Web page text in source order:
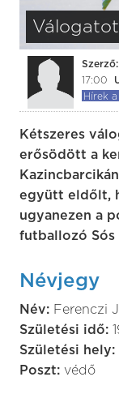
Szerző:
17:00
Hírek
Kétszeres
erősödött a
együtt eldőlt,
ugyanezen a
futballozó Sós
Névjegy
Név: Ferenczi
Születési idő:
Születési hely:
Poszt: védő